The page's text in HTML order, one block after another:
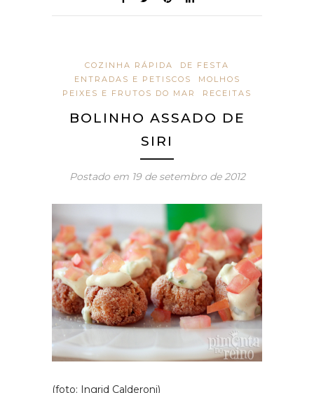
COZINHA RÁPIDA
DE FESTA
ENTRADAS E PETISCOS
MOLHOS
PEIXES E FRUTOS DO MAR
RECEITAS
BOLINHO ASSADO DE
SIRI
Postado em 19 de setembro de 2012
(foto: Ingrid Calderoni)